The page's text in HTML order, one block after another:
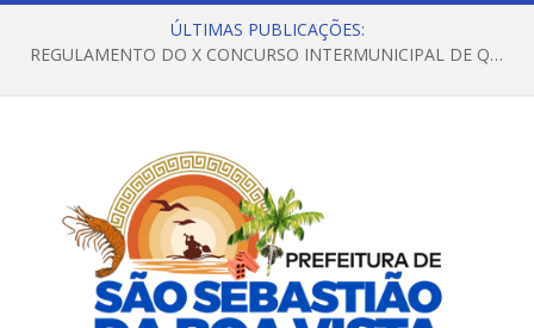
ÚLTIMAS PUBLICAÇÕES:
REGULAMENTO DO X CONCURSO INTERMUNICIPAL DE QUADRILHAS JUNINAS – 2026 – ARRAIÁ DA VENEZA